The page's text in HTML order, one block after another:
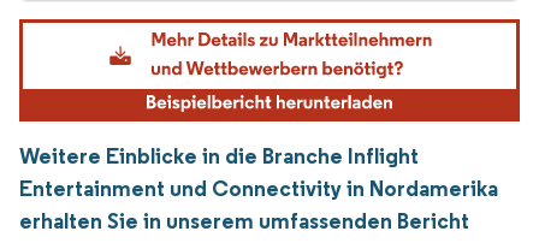
Weitere Einblicke in die Branche Inflight
Entertainment und Connectivity in Nordamerika
erhalten Sie in unserem umfassenden Bericht